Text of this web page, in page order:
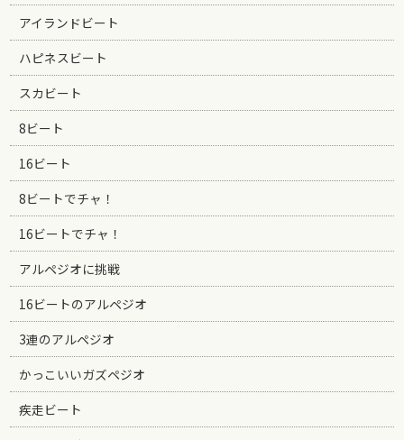
アイランドビート
ハピネスビート
スカビート
8ビート
16ビート
8ビートでチャ！
16ビートでチャ！
アルペジオに挑戦
16ビートのアルペジオ
3連のアルペジオ
かっこいいガズペジオ
疾走ビート